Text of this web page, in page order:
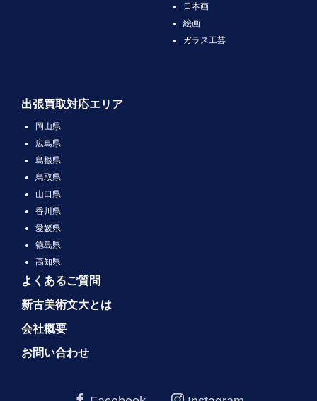
日本画
絵画
ガラス工芸
出張買取対応エリア
岡山県
広島県
島根県
鳥取県
山口県
香川県
愛媛県
徳島県
高知県
よくあるご質問
新古美術文大とは
会社概要
お問い合わせ